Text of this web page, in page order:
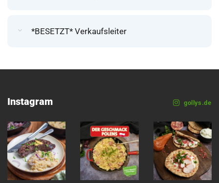
*BESETZT* Verkaufsleiter
Instagram gollys.de